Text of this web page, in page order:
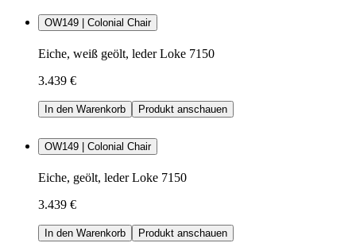
OW149 | Colonial Chair
Eiche, weiß geölt, leder Loke 7150
3.439 €
In den Warenkorb Produkt anschauen
OW149 | Colonial Chair
Eiche, geölt, leder Loke 7150
3.439 €
In den Warenkorb Produkt anschauen